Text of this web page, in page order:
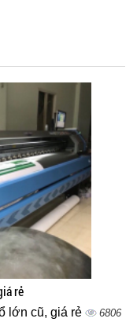
rẻ
lớn cũ, giá rẻ 6806